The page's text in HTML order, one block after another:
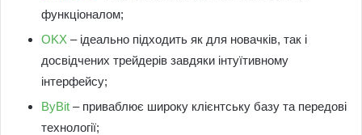
функціоналом;
OKX – ідеально підходить як для новачків, так і
досвідчених трейдерів завдяки інтуїтивному
інтерфейсу;
ByBit – приваблює широку клієнтську базу та передові
технології;